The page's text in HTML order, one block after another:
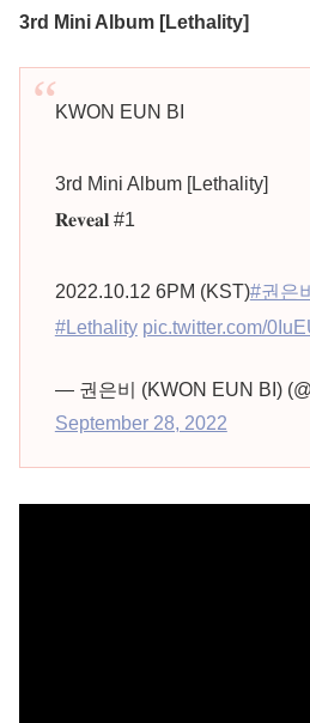
3rd Mini Album [Lethality]
KWON EUN BI
3rd Mini Album [Lethality]
𝐑𝐞𝐯𝐞𝐚𝐥 #1
2022.10.12 6PM (KST)#권은비
#Lethality pic.twitter.com/
— 권은비 (KWON EUN BI)
September 28, 2022